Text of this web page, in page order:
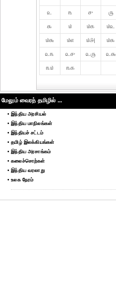
௨
௩ ௪ ௫
௯
௰ ௰௧ ௰௨
௰௬
௰௭ ௰௮ ௰௯
௨௩
௨௪ ௨௫ ௨௬
௩௰
௩௧
மேலும் வைரத் தமிழில் ...
• இந்திய அரசியல்
• இந்திய மாநிலங்கள்
• இந்தியச் சட்டம்
• தமிழ் இலக்கியங்கள்
• இந்திய அரசாங்கம்
• கலைச்சொற்கள்
• இந்திய வரலாறு
• உலக நேரம்